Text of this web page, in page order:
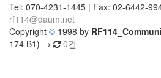
Tel: 070-4231-1445 | Fax: 02-6442-
rf114@daum.net
Copyright © 1998 by
174 B1) →
0건